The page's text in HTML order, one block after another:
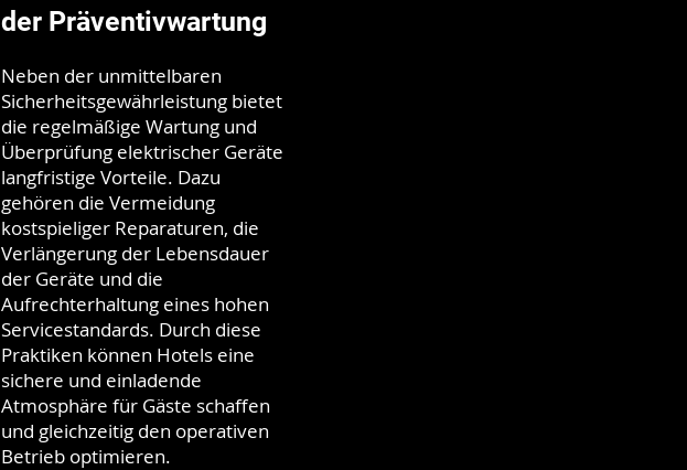
Neben der unmittelbaren
Sicherheitsgewährleistung bietet
die regelmäßige Wartung und
Überprüfung elektrischer Geräte
langfristige Vorteile. Dazu
gehören die Vermeidung
kostspieliger Reparaturen, die
Verlängerung der Lebensdauer
der Geräte und die
Aufrechterhaltung eines hohen
Servicestandards. Durch diese
Praktiken können Hotels eine
sichere und einladende
Atmosphäre für Gäste schaffen
und gleichzeitig den operativen
Betrieb optimieren.
der Präventivwartung